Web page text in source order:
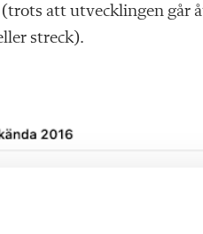
att utvecklingen går
streck).